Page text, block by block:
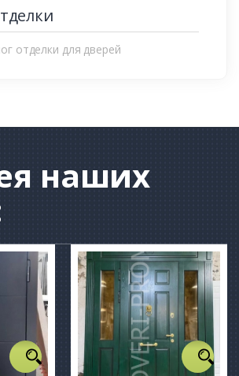
отделки для дверей
наших